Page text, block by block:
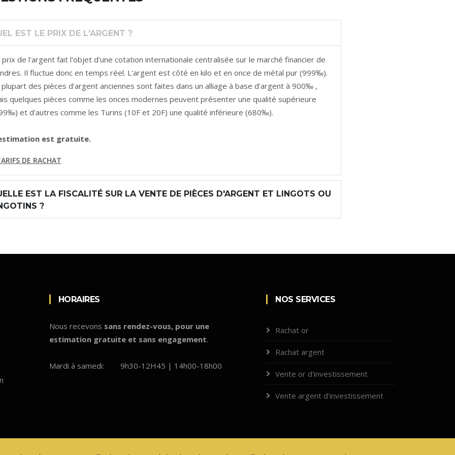
EST LE PRIX DE L'ARGENT ?
prix de l'argent fait l'objet d'une cotation internationale centralisée sur le marché financier de
Il fluctue donc en temps réel. L'argent est côté en kilo et en once de métal pur (999‰).
plupart des pièces d'argent anciennes sont faites dans un alliage à base d'argent à 900‰ ,
quelques pièces comme les onces modernes peuvent présenter une qualité supérieure
et d'autres comme les Turins (10F et 20F) une qualité inférieure (680‰).
est gratuite.
DE RACHAT
EST LA FISCALITÉ SUR LA VENTE DE PIÈCES D'ARGENT ET LINGOTS OU
LINGOTINS ?
HORAIRES
Nous recevons sans rendez-vous, pour une
estimation gratuite et sans engagement.
Mardi à samedi: 9h30-12H45 | 14h00-18h00
NOS SERVICES
Rachat or
Rachat argent
Vente or d'investissement
Vente argent d'investissement